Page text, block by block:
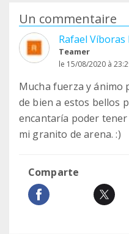
Un commentaire
Rafael Víboras
Teamer
le 15/08/2020 à
Mucha fuerza y ánimo
de bien a estos bellos
encantaría poder tener
mi granito de arena. :)
Comparte